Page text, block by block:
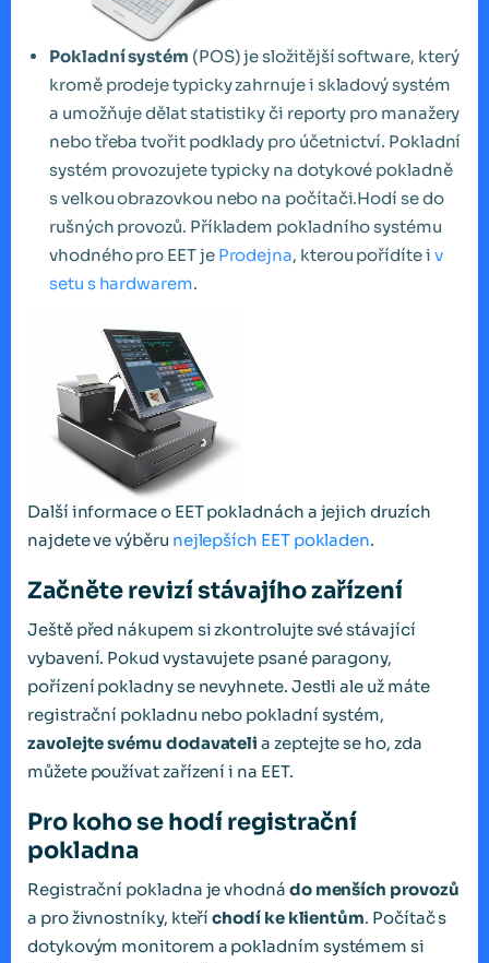
Pokladní systém (POS) je složitější software, který
kromě prodeje typicky zahrnuje i skladový systém
a umožňuje dělat statistiky či reporty pro manažery
nebo třeba tvořit podklady pro účetnictví. Pokladní
systém provozujete typicky na dotykové pokladně
s velkou obrazovkou nebo na počítači.Hodí se do
rušných provozů. Příkladem pokladního systému
vhodného pro EET je Prodejna, kterou pořídíte i v
setu s hardwarem.
Další informace o EET pokladnách a jejich druzích
najdete ve výběru nejlepších EET pokladen.
Začněte revizí stávajího zařízení
Ještě před nákupem si zkontrolujte své stávající
vybavení. Pokud vystavujete psané paragony,
pořízení pokladny se nevyhnete. Jestli ale už máte
registrační pokladnu nebo pokladní systém,
zavolejte svému dodavateli a zeptejte se ho, zda
můžete používat zařízení i na EET.
Pro koho se hodí registrační
pokladna
Registrační pokladna je vhodná do menších provozů
a pro živnostníky, kteříchodí ke klientům. Počítač s
dotykovým monitorem a pokladním systémem si